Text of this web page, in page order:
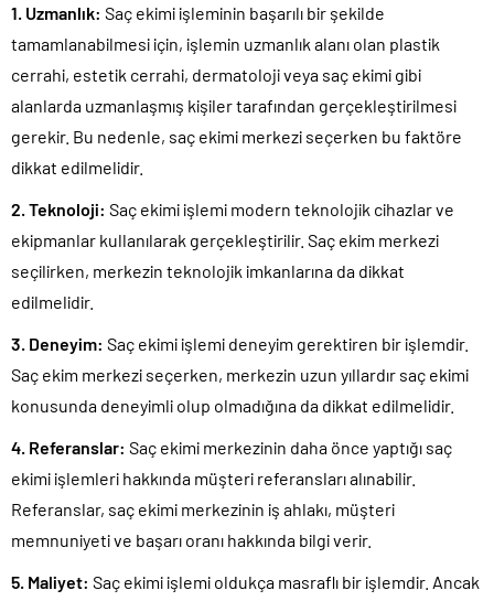
1. Uzmanlık: Saç ekimi işleminin başarılı bir şekilde
tamamlanabilmesi için, işlemin uzmanlık alanı olan plastik
cerrahi, estetik cerrahi, dermatoloji veya saç ekimi gibi
alanlarda uzmanlaşmış kişiler tarafından gerçekleştirilmesi
gerekir. Bu nedenle, saç ekimi merkezi seçerken bu faktöre
dikkat edilmelidir.
2. Teknoloji: Saç ekimi işlemi modern teknolojik cihazlar ve
ekipmanlar kullanılarak gerçekleştirilir. Saç ekim merkezi
seçilirken, merkezin teknolojik imkanlarına da dikkat
edilmelidir.
3. Deneyim: Saç ekimi işlemi deneyim gerektiren bir işlemdir.
Saç ekim merkezi seçerken, merkezin uzun yıllardır saç ekimi
konusunda deneyimli olup olmadığına da dikkat edilmelidir.
4. Referanslar: Saç ekimi merkezinin daha önce yaptığı saç
ekimi işlemleri hakkında müşteri referansları alınabilir.
Referanslar, saç ekimi merkezinin iş ahlakı, müşteri
memnuniyeti ve başarı oranı hakkında bilgi verir.
5. Maliyet: Saç ekimi işlemi oldukça masraflı bir işlemdir. Ancak